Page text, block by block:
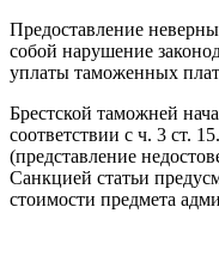
Предоставление
собой нарушение
уплаты таможенных
Брестской таможней
соответствии с ч. 3 ст.
(представление
Санкцией статьи
стоимости предмета